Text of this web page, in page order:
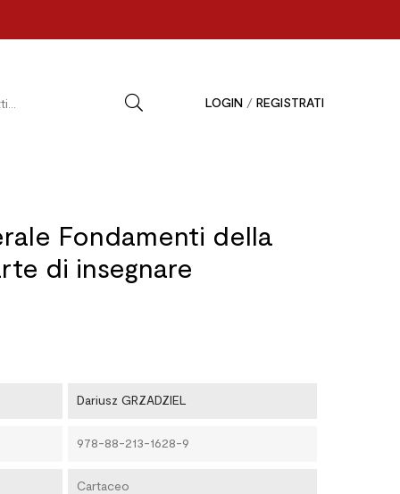
LOGIN / REGISTRATI
Fondamenti della
di insegnare
Dariusz GRZADZIEL
978-88-213-1628-9
Cartaceo